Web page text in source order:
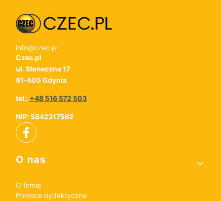
info@czec.pl
Czec.pl
ul. Słoneczna 17
81-605 Gdynia
tel.: +48 516 572 503
NIP: 5842317562
Linki w stopce
O nas
O firmie
Pomoce dydaktyczne